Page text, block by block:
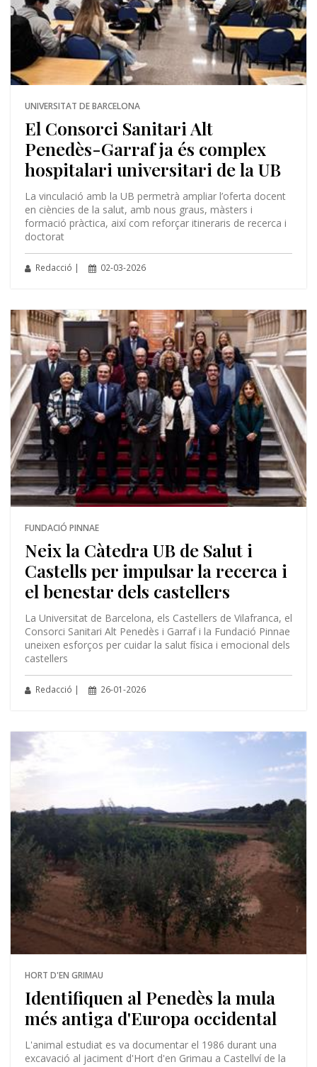
UNIVERSITAT DE BARCELONA
El Consorci Sanitari Alt
Penedès-Garraf ja és complex
hospitalari universitari de la UB
La vinculació amb la UB permetrà ampliar l’oferta docent
en ciències de la salut, amb nous graus, màsters i
formació pràctica, així com reforçar itineraris de recerca i
doctorat
Redacció | 02-03-2026
FUNDACIÓ PINNAE
Neix la Càtedra UB de Salut i
Castells per impulsar la recerca i
el benestar dels castellers
La Universitat de Barcelona, els Castellers de Vilafranca, el
Consorci Sanitari Alt Penedès i Garraf i la Fundació Pinnae
uneixen esforços per cuidar la salut física i emocional dels
castellers
Redacció | 26-01-2026
HORT D'EN GRIMAU
Identifiquen al Penedès la mula
més antiga d'Europa occidental
L'animal estudiat es va documentar el 1986 durant una
excavació al jaciment d'Hort d'en Grimau a Castellví de la